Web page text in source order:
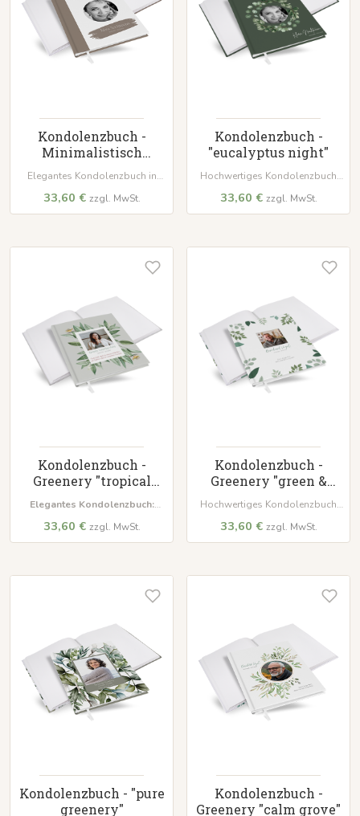
Kondolenzbuch -
Minimalistisch
"copenhagen"
Elegantes Kondolenzbuch in
wattiertem Hardcover, 100 Seiten
auf hochwertigem Papier und
33,60 € zzgl. MwSt.
Kondolenzbuch -
"eucalyptus night"
Hochwertiges Kondolenzbuch
100 Seiten für persönliche
Beileidsbekundungen. Ein
zu bewahren.
33,60 € zzgl. MwSt.
Kondolenzbuch -
Greenery "tropical
frame"
Elegantes Kondolenzbuch:
dezenten Design.Viel Platz für
Erinnerungen:100 cremeweiße
Lesezeichenband.
33,60 € zzgl. MwSt.
Kondolenzbuch -
Greenery "green &
simple"
Hochwertiges Kondolenzbuch
Einband im Design 'Pure
Greenery'. 100 Seiten aus starkem
Beileids.
33,60 € zzgl. MwSt.
Kondolenzbuch - "pure
greenery"
Kondolenzbuch -
Greenery "calm grove"